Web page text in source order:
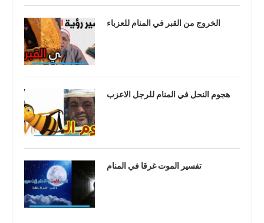
الخروج من القبر في المنام للعزباء
هجوم النحل في المنام للرجل الاعزب
تفسير الموت غرقا في المنام